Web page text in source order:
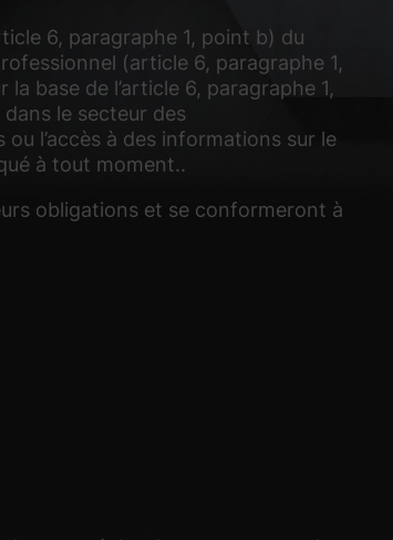
6, paragraphe 1, point b) du
(article 6, paragraphe 1,
base de l’article 6, paragraphe 1,
le secteur des
l’accès à des informations sur le
à tout moment..
obligations et se conformeront à